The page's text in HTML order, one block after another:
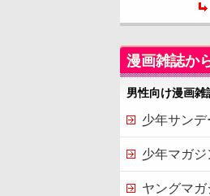
漫画雑誌か
男性向け漫画雑
少年サンデ
少年マガジ
ヤングマガ